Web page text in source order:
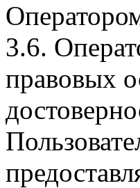
3.6.
правовых